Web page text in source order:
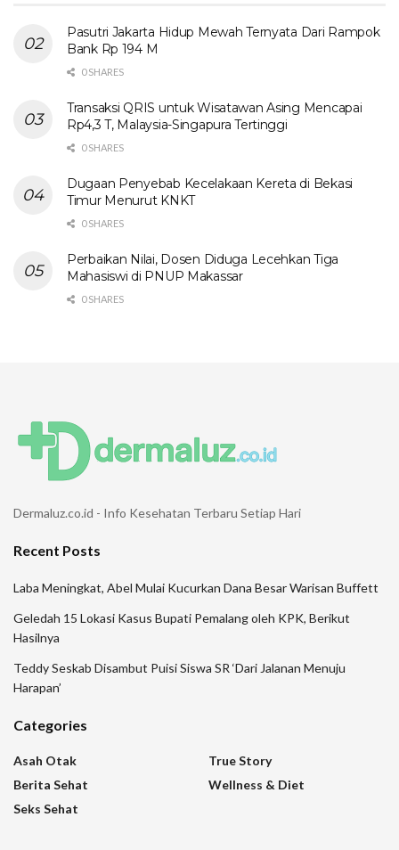
Pasutri Jakarta Hidup Mewah Ternyata Dari Rampok
Bank Rp 194 M
0 SHARES
Transaksi QRIS untuk Wisatawan Asing Mencapai
Rp4,3 T, Malaysia-Singapura Tertinggi
0 SHARES
Dugaan Penyebab Kecelakaan Kereta di Bekasi
Timur Menurut KNKT
0 SHARES
Perbaikan Nilai, Dosen Diduga Lecehkan Tiga
Mahasiswi di PNUP Makassar
0 SHARES
Dermaluz.co.id - Info Kesehatan Terbaru Setiap Hari
Recent Posts
Laba Meningkat, Abel Mulai Kucurkan Dana Besar Warisan Buffett
Geledah 15 Lokasi Kasus Bupati Pemalang oleh KPK, Berikut
Hasilnya
Teddy Seskab Disambut Puisi Siswa SR ‘Dari Jalanan Menuju
Harapan’
Categories
Asah Otak
Berita Sehat
Seks Sehat
True Story
Wellness & Diet